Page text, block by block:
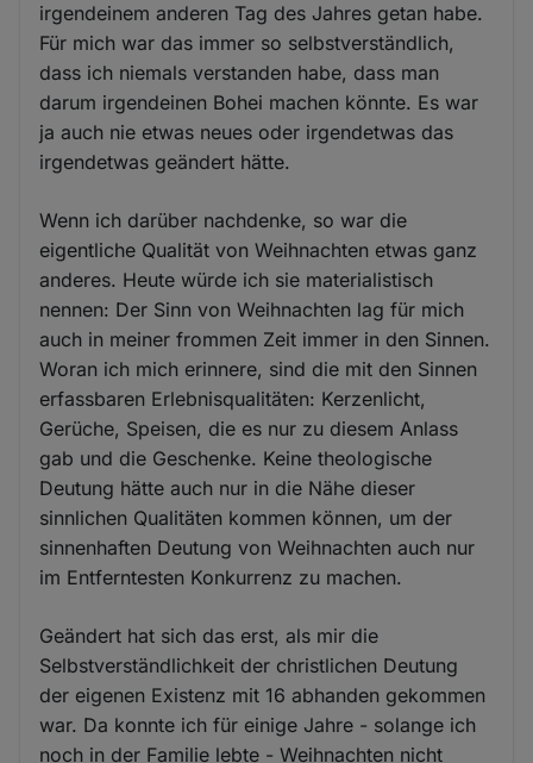
irgendeinem anderen Tag des Jahres getan habe.
Für mich war das immer so selbstverständlich,
dass ich niemals verstanden habe, dass man
darum irgendeinen Bohei machen könnte. Es war
ja auch nie etwas neues oder irgendetwas das
irgendetwas geändert hätte.
Wenn ich darüber nachdenke, so war die
eigentliche Qualität von Weihnachten etwas ganz
anderes. Heute würde ich sie materialistisch
nennen: Der Sinn von Weihnachten lag für mich
auch in meiner frommen Zeit immer in den Sinnen.
Woran ich mich erinnere, sind die mit den Sinnen
erfassbaren Erlebnisqualitäten: Kerzenlicht,
Gerüche, Speisen, die es nur zu diesem Anlass
gab und die Geschenke. Keine theologische
Deutung hätte auch nur in die Nähe dieser
sinnlichen Qualitäten kommen können, um der
sinnenhaften Deutung von Weihnachten auch nur
im Entferntesten Konkurrenz zu machen.
Geändert hat sich das erst, als mir die
Selbstverständlichkeit der christlichen Deutung
der eigenen Existenz mit 16 abhanden gekommen
war. Da konnte ich für einige Jahre - solange ich
noch in der Familie lebte - Weihnachten nicht